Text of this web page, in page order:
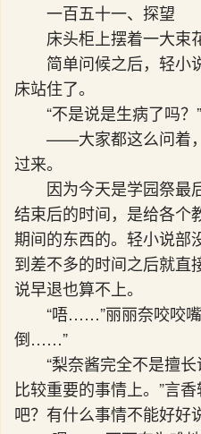
一百五十一、探望
床头柜上摆着一大束
简单问候之后，轻小
床站住了。
“不是说是生病了吗？”
——大家都这么问着
过来。
因为今天是学园祭最
结束后的时间，是给各个
期间的东西的。轻小说部
到差不多的时间之后就直
说早退也算不上。
“唔……”丽丽奈咬咬
倒……”
“梨奈酱完全不是擅
比较重要的事情上。”言
吧？有什么事情不能好好